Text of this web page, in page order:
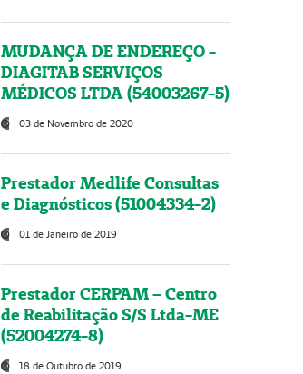
MUDANÇA DE ENDEREÇO -
DIAGITAB SERVIÇOS
MÉDICOS LTDA (54003267-5)
03 de Novembro de 2020
Prestador Medlife Consultas
e Diagnósticos (51004334-2)
01 de Janeiro de 2019
Prestador CERPAM – Centro
de Reabilitação S/S Ltda-ME
(52004274-8)
18 de Outubro de 2019